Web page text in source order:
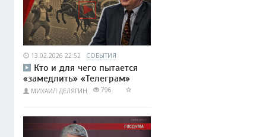
13.02.2026 22:52 СОБЫТИЯ
Кто и для чего пытается
«замедлить» «Телеграм»
МИХАИЛ ДЕЛЯГИН 796